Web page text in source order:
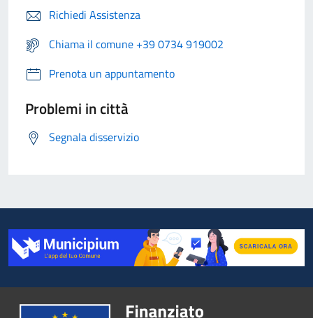
Richiedi Assistenza
Chiama il comune +39 0734 919002
Prenota un appuntamento
Problemi in città
Segnala disservizio